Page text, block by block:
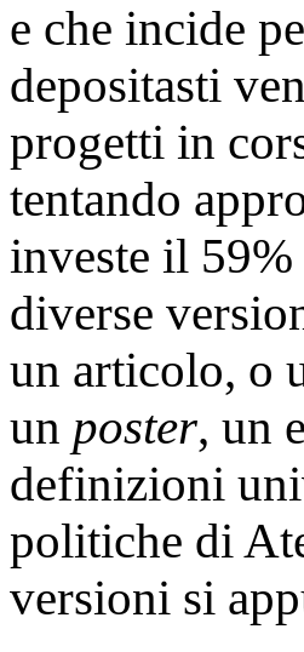
e che incide
depositasti
progetti in
tentando
investe il
diverse
un articolo, o
un poster, un
definizioni
politiche di
versioni si